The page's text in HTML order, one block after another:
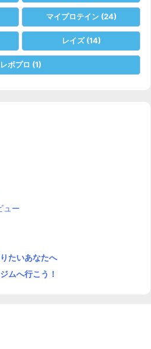
マイプロテイン(24)
レイズ(14)
レボプロ (1)
ュー
たいあなたへ
ムへ行こう！